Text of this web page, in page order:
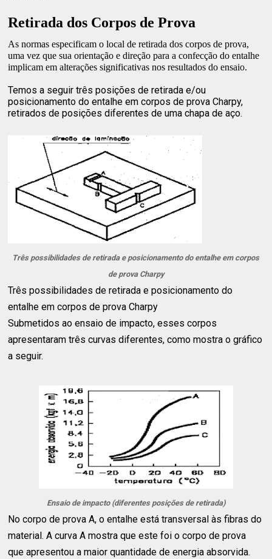
Retirada dos Corpos de Prova
As normas especificam o local de retirada dos corpos de prova,
uma vez que sua orientação e direção para a confecção do entalhe
implicam em alterações significativas nos resultados do ensaio.
Temos a seguir três posições de retirada e/ou
posicionamento do entalhe em corpos de prova Charpy,
retirados de posições diferentes de uma chapa de aço.
Três possibilidades de retirada e posicionamento do entalhe em corpos
de prova Charpy
Três possibilidades de retirada e posicionamento do
entalhe em corpos de prova Charpy
Submetidos ao ensaio de impacto, esses corpos
apresentaram três curvas diferentes, como mostra o gráfico
a seguir.
Ensaio de impacto (diferentes posições de retirada)
No corpo de prova A, o entalhe está transversal às fibras do
material. A curva A mostra que este foi o corpo de prova
que apresentou a maior quantidade de energia absorvida.